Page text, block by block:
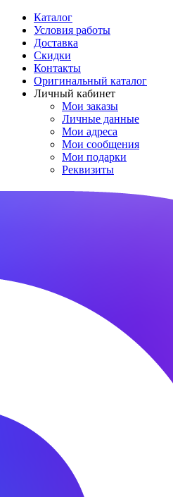
Каталог
Условия работы
Доставка
Скидки
Контакты
Оригинальный каталог
Личный кабинет
Мои заказы
Личные данные
Мои адреса
Мои сообщения
Мои подарки
Реквизиты